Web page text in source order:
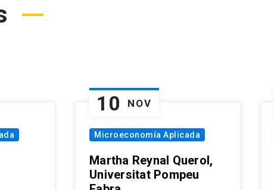
10 NOV
Microeconomía Aplicada
Martha Reynal Querol,
Universitat Pompeu